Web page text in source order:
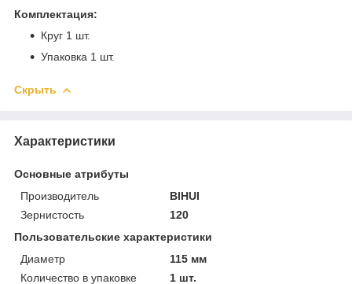
Комплектация:
Круг 1 шт.
Упаковка 1 шт.
Скрыть
Характеристики
Основные атрибуты
Производитель
BIHUI
Зернистость
120
Пользовательские характеристики
Диаметр
115 мм
Количество в упаковке
1 шт.